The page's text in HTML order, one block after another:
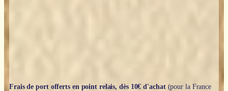
Narducci
Frais de port offerts en point relais, dès 10€ d'achat(pour la France